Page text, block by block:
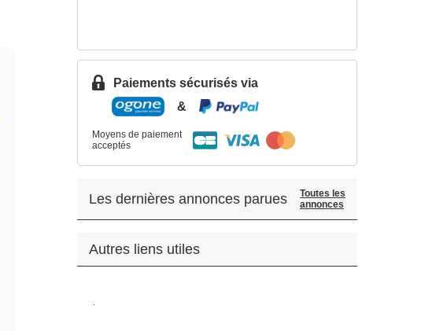
Paiements sécurisés via
&
Moyens de paiement
acceptés
Les dernières annonces parues
Toutes les
annonces
Autres liens utiles
.